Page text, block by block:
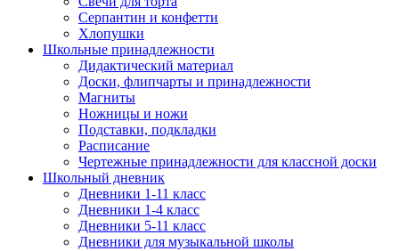
Серпантин и конфетти
Хлопушки
Школьные принадлежности
Дидактический материал
Доски, флипчарты и принадлежности
Магниты
Ножницы и ножи
Подставки, подкладки
Расписание
Чертежные принадлежности для классной доски
Школьный дневник
Дневники 1-11 класс
Дневники 1-4 класс
Дневники 5-11 класс
Дневники для музыкальной школы